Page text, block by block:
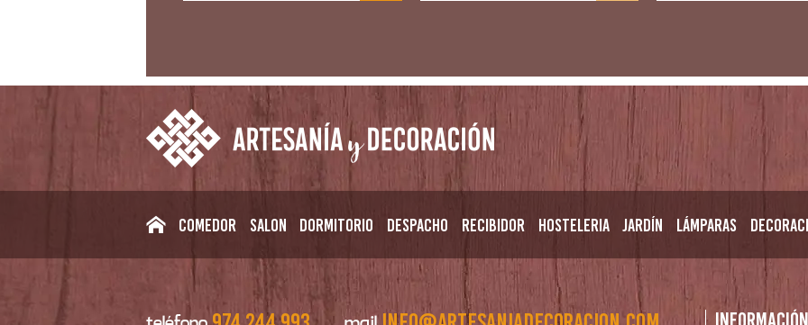
Comedor Salon Dormitorio Despacho Recibidor Hosteleria Jardín Lámparas